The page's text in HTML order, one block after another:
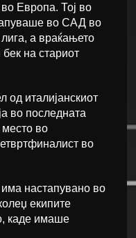
Европа. Тој во
во САД во
а враќањето
на стариот
од италијанскиот
во последната
место во
во
настапувано во
екипите
каде имаше